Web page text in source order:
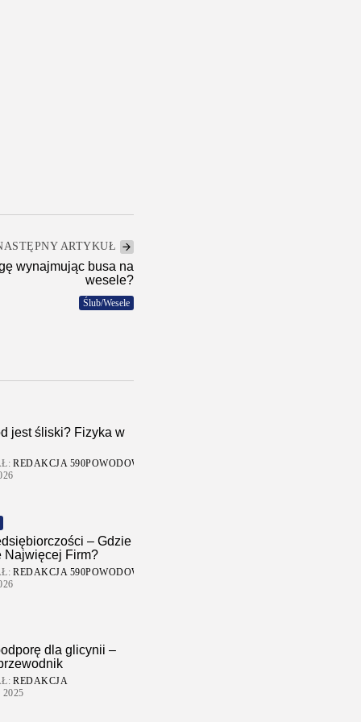
ARTYKUŁ
wynajmując busa na
wesele?
Ślub/Wesele
jest śliski? Fizyka w
REDAKCJA 590POWODOW
– Gdzie
Najwięcej Firm?
REDAKCJA 590POWODOW
dla glicynii –
REDAKCJA